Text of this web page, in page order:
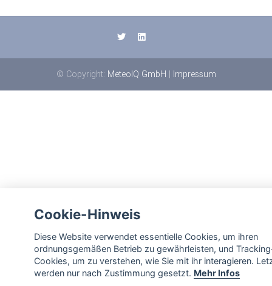
© Copyright: MeteoIQ GmbH | Impressum
Cookie-Hinweis
Diese Website verwendet essentielle Cookies, um ihren
ordnungsgemäßen Betrieb zu gewährleisten, und
Cookies, um zu verstehen, wie Sie mit ihr interagieren.
werden nur nach Zustimmung gesetzt. Mehr Infos